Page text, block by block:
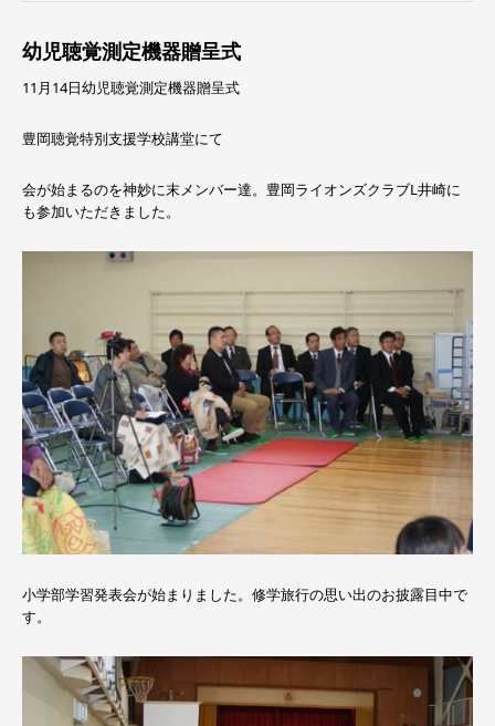
幼児聴覚測定機器贈呈式
11月14日幼児聴覚測定機器贈呈式
豊岡聴覚特別支援学校講堂にて
会が始まるのを神妙に末メンバー達。豊岡ライオンズクラブL井崎に
も参加いただきました。
小学部学習発表会が始まりました。修学旅行の思い出のお披露目中で
す。